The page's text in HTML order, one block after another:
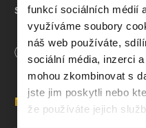
funkcí sociálních médií
využíváme soubory
náš web používáte,
sociální média, inzerci
mohou zkombinovat s
jste jim poskytli nebo
že používáte jejich
Světová premiéra8. 3. 2025
TVŮRCI A OBSAZENÍ
Hudební nastudování a
Režie: Rocc
Scéna a kostýmy: Rocc
Místa